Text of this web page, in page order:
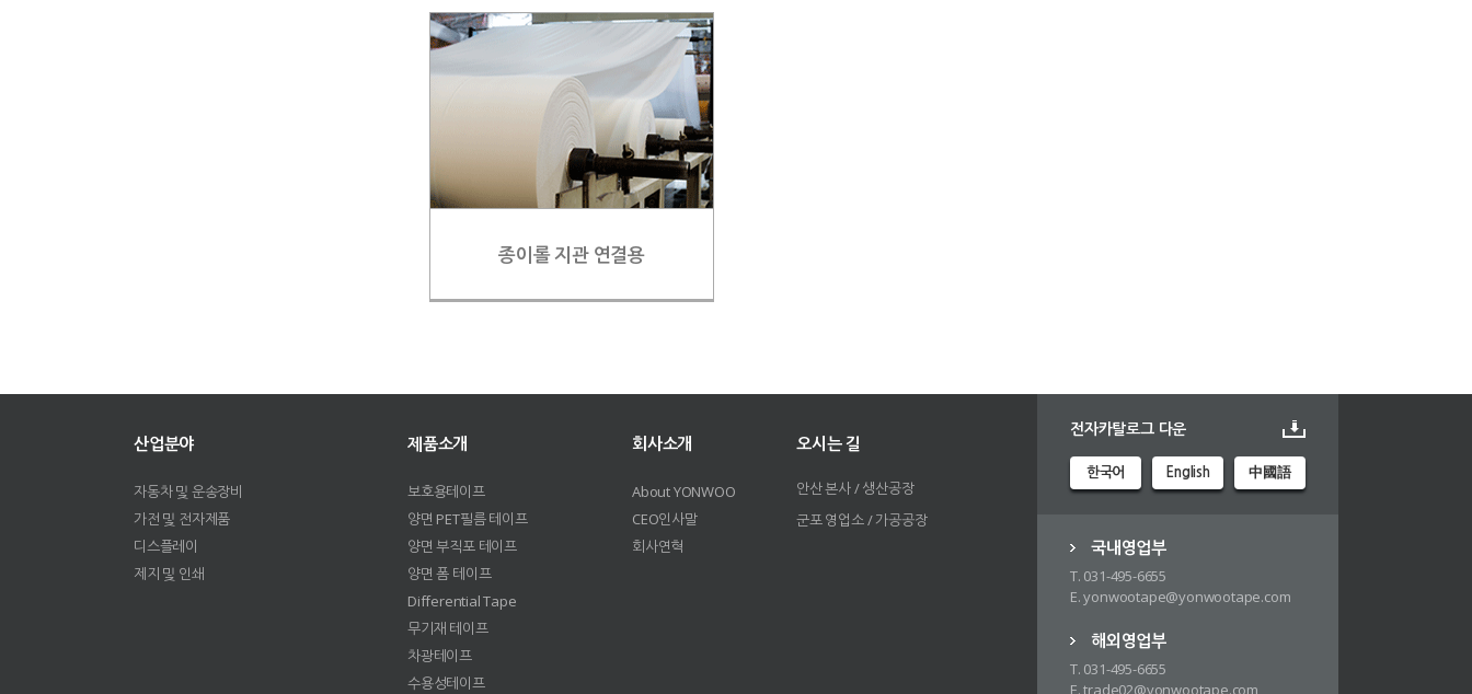
종이롤 지관 연결용
산업분야
자동차 및 운송장비
가전 및 전자제품
디스플레이
제지 및 인쇄
제품소개
보호용테이프
양면 PET필름 테이프
양면 부직포 테이프
양면 폼 테이프
Differential Tape
무기재 테이프
차광테이프
수용성테이프
회사소개
About YONWOO
CEO인사말
회사연혁
오시는 길
안산 본사 / 생산공장
군포 영업소 / 가공공장
전자카탈로그 다운
한국어 English 中國語
국내영업부
T. 031-495-6655
E. yonwootape@yonwootape.com
해외영업부
T. 031-495-6655
E. trade02@yonwootape.com